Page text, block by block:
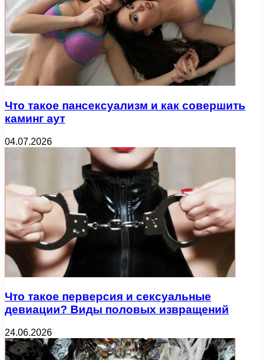
Что такое пансексуализм и как совершить
каминг аут
04.07.2026
Что такое перверсия и сексуальные
девиации? Виды половых извращений
24.06.2026